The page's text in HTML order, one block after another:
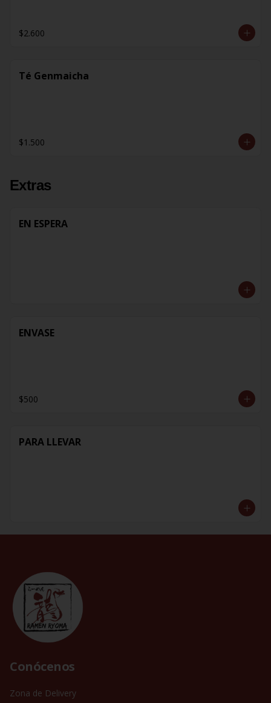
$2.600
Té Genmaicha
$1.500
Extras
EN ESPERA
ENVASE
$500
PARA LLEVAR
Conócenos
Zona de Delivery